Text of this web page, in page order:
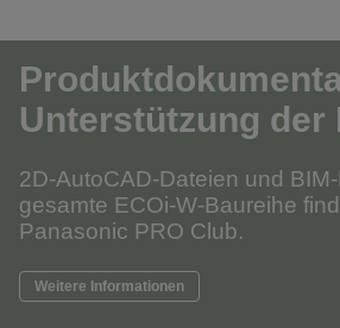
Unterstützung der
2D-AutoCAD-Dateien und
gesamte ECOi-W-Baureihe
Panasonic PRO Club.
Weitere Informationen